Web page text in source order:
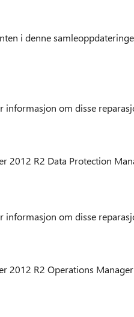
i denne
informasjon om disse
2012 R2 Data Protection
informasjon om disse
2012 R2 Operations Manager